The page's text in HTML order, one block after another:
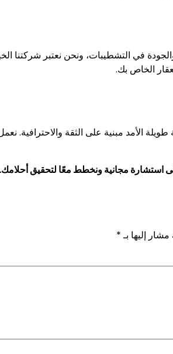
في التشطيبات، ونحن نعتبر شركتنا
الخاص بك.
الأمد مبنية على الثقة والاحترافية.
استشارة مجانية ونخطط معًا لتحقيق أحلامك.
إليها بـ*